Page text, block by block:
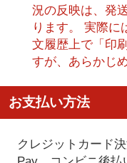
況の反映は、発
ります。 実際に
文履歴上で「印
すが、あらかじ
お支払い方法
クレジットカード